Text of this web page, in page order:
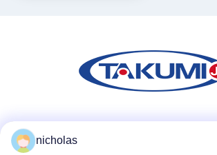
nicholas